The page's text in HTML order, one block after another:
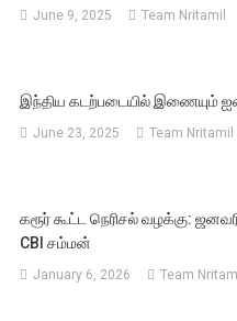
June 9, 2025 Team Nritamil
இந்திய கடற்படையில் இணையும்
June 23, 2025 Team Nritamil
கரூர் கூட்ட நெரிசல் வழக்கு:
CBI சம்மன்
January 6, 2026 Team